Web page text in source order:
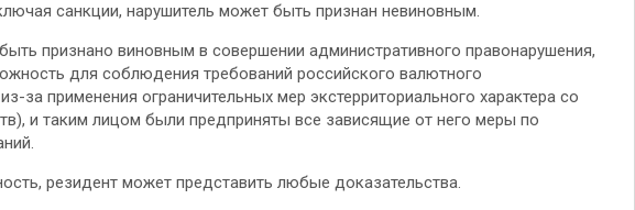
санкции, нарушитель может быть признан невиновным.
признано виновным в совершении административного правонарушения,
для соблюдения требований российского валютного
за применения ограничительных мер экстерриториального характера со
и таким лицом были предприняты все зависящие от него меры по
резидент может представить любые доказательства.